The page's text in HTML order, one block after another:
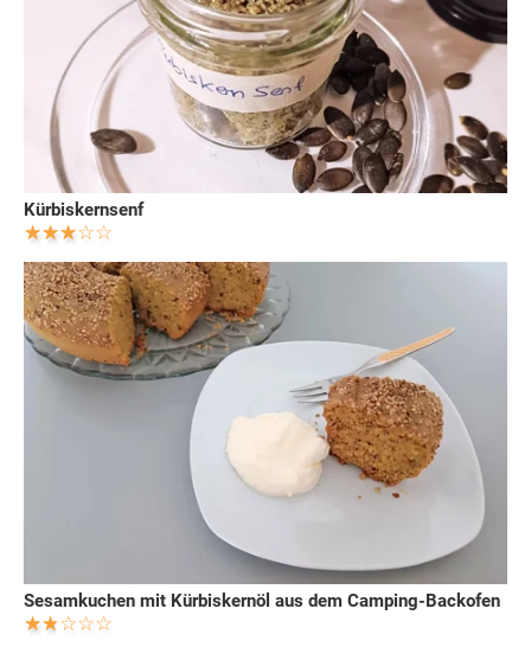
Kürbiskernsenf
Sesamkuchen mit Kürbiskernöl aus dem Camping-Backofen